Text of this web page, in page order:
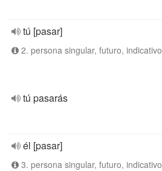
tú [pasar]
2. persona singular, futuro, indicativo
tú pasarás
él [pasar]
3. persona singular, futuro, indicativo